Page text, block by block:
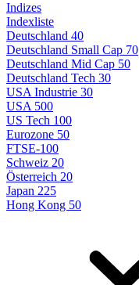
Indizes
Indexliste
Deutschland 40
Deutschland Small Cap 70
Deutschland Mid Cap 50
Deutschland Tech 30
USA Industrie 30
USA 500
US Tech 100
Eurozone 50
FTSE-100
Schweiz 20
Österreich 20
Japan 225
Hong Kong 50